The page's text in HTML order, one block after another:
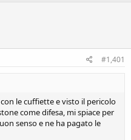
#1,401
le cuffiette e visto il pericolo
come difesa, mi spiace per
senso e ne ha pagato le